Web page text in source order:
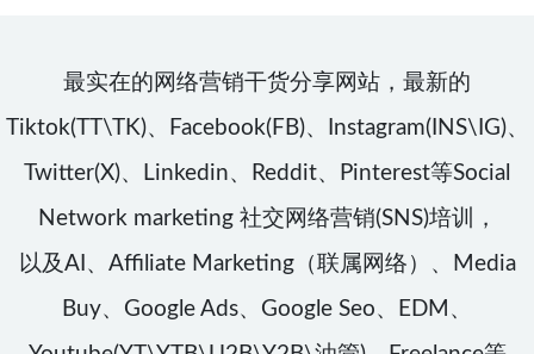
最实在的网络营销干货分享网站，最新的
Tiktok(TT\TK)、Facebook(FB)、Instagram(INS\IG)、
Twitter(X)、Linkedin、Reddit、Pinterest等Social
Network marketing 社交网络营销(SNS)培训，
以及AI、Affiliate Marketing（联属网络）、Media
Buy、Google Ads、Google Seo、EDM、